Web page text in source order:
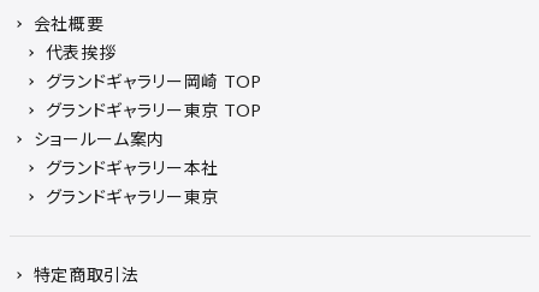
会社概要
代表挨拶
グランドギャラリー岡崎 TOP
グランドギャラリー東京 TOP
ショールーム案内
グランドギャラリー本社
グランドギャラリー東京
特定商取引法